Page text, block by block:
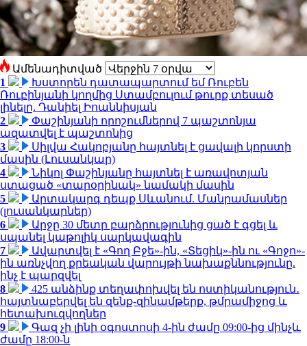
Ամենադիտված
1
Խստորեն դատապարտում եմ Ռուբեն
Ռուբինյանի կողմից Ստամբուլում թուրք տեսած
լինելը. Դանիել Իոաննիսյան
2
Փաշինյանի որոշումներով 7 պաշտոնյա
ազատվել է պաշտոնից
3
Սիլվա Հակոբյանը հայտնել է ցավալի կորստի
մասին (Լուսանկար)
4
Նիկոլ Փաշինյանը հայտնել է առավոտյան
ստացած «տարօրինակ» նամակի մասին
5
Արտակարգ դեպք Սևանում. Մանրամասներ
(լուսանկարներ)
6
Արջը 30 մետր բարձրությունից ցած է գցել և
սպանել կաթոլիկ սարկավագին
7
Ավարտվել է «Գող Բջե»-ին, «Տեցիկ»-ին ու «Գոջո»-
ին առնչվող քրեական վարույթի նախաքննությունը.
ինչ է պարզվել
8
425 անձինք տեղափոխվել են ոստիկանություն․
հայտնաբերվել են զենք-զինամթերք, թմրամիջոց և
հետախուզվողներ
9
Գազ չի լինի օգոստոսի 4-ին ժամը 09:00-ից մինչև
ժամը 18:00-ն